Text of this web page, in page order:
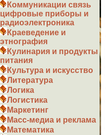
Коммуникации связь
цифровые приборы и
радиоэлектроника
Краеведение и
этнография
Кулинария и продукты
питания
Культура и искусство
Литература
Логика
Логистика
Маркетинг
Масс-медиа и реклама
Математика